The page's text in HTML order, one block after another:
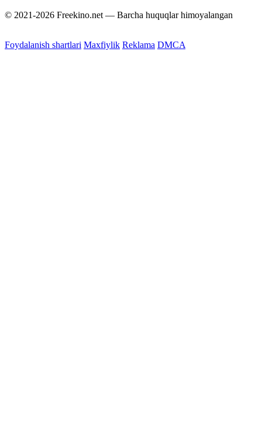
© 2021-2026 Freekino.net — Barcha huquqlar himoyalangan
Foydalanish shartlari Maxfiylik Reklama DMCA